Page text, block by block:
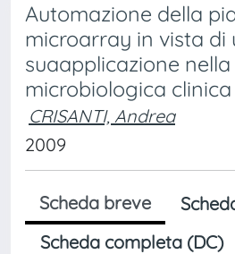
Automazione della
microarray in vista di
suaapplicazione
microbiologica clinica
CRISANTI, Andrea
2009
Scheda breve
Scheda completa (DC)